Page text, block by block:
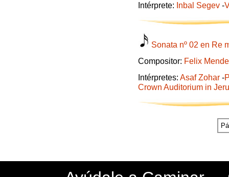
Intérprete: Inbal Segev -
Sonata nº 02 en Re
Compositor: Felix
Intérpretes: Asaf Zohar -
Crown Auditorium in